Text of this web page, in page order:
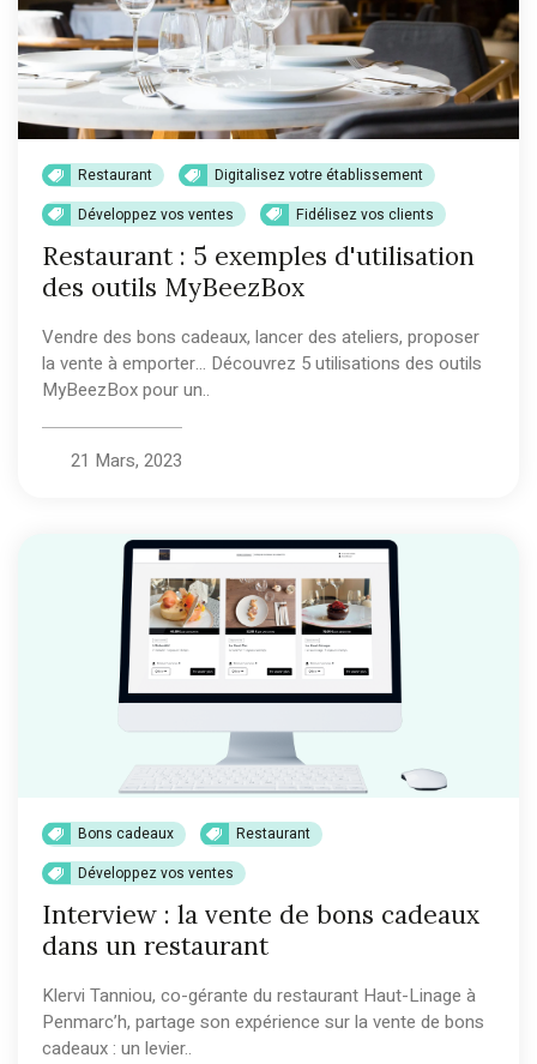
Restaurant
Digitalisez votre établissement
Développez vos ventes
Fidélisez vos clients
Restaurant : 5 exemples d'utilisation
des outils MyBeezBox
Vendre des bons cadeaux, lancer des ateliers, proposer
la vente à emporter… Découvrez 5 utilisations des outils
MyBeezBox pour un..
21 Mars, 2023
Bons cadeaux
Restaurant
Développez vos ventes
Interview : la vente de bons cadeaux
dans un restaurant
Klervi Tanniou, co-gérante du restaurant Haut-Linage à
Penmarc’h, partage son expérience sur la vente de bons
cadeaux : un levier..